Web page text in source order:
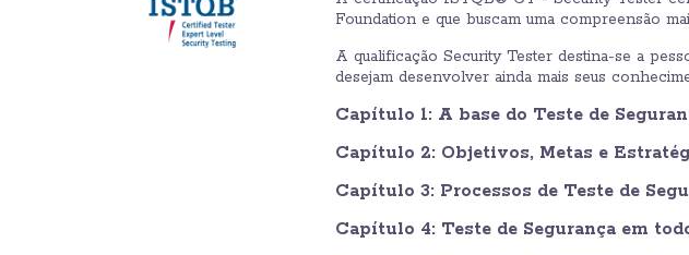
Foundation e que buscam uma compreensão
A qualificação Security Tester destina-se a
desejam desenvolver ainda mais seus
Capítulo 1: A base do Teste de
Capítulo 2: Objetivos, Metas e
Capítulo 3: Processos de Teste de
Capítulo 4: Teste de Segurança em